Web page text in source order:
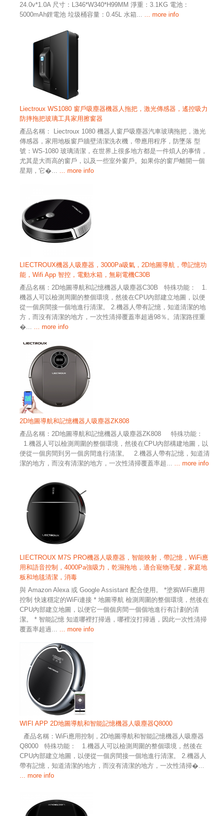
24.0v*1.0A 尺寸：L346*W340*H99MM 淨重：3.1KG 電池：
5000mAh鋰電池 垃圾桶容量：0.45L 水箱...
... more info
Liectroux WS1080 窗戶吸塵器機器人拖把，激光傳感器，遙控吸力
防摔拖把玻璃工具家用擦窗器
產品名稱： Liectroux 1080 機器人窗戶吸塵器汽車玻璃拖把，激光
傳感器，家用地板窗戶牆壁清潔洗衣機，帶應用程序，防墜落 型
號：WS-1080 玻璃清潔，在世界上很多地方都是一件煩人的事情，
尤其是大而高的窗戶，以及一些室外窗戶。如果你的窗戶離開一個
星期，它�...
... more info
LIECTROUX機器人吸塵器，3000Pa吸氣，2D地圖導航，帶記憶功
能，Wifi App 智控，電動水箱，無刷電機C30B
產品名稱：2D地圖導航和記憶機器人吸塵器C30B 特殊功能： 1.
機器人可以檢測周圍的整個環境，然後在CPU內部建立地圖，以便
從一個房間接一個地進行清潔。 2.機器人帶有記憶，知道清潔的地
方，而沒有清潔的地方，一次性清掃覆蓋率超過98％。清潔路徑重
�...
... more info
2D地圖導航和記憶機器人吸塵器ZK808
產品名稱：2D地圖導航和記憶機器人吸塵器ZK808 特殊功能：
1.機器人可以檢測周圍的整個環境，然後在CPU內部構建地圖，以
便從一個房間到另一個房間進行清潔。 2.機器人帶有記憶，知道清
潔的地方，而沒有清潔的地方，一次性清掃覆蓋率超...
... more info
LIECTROUX M7S PRO機器人吸塵器，智能映射，帶記憶，WiFi應
用和語音控制，4000Pa強吸力，乾濕拖地，適合寵物毛髮，家庭地
板和地毯清潔，消毒
與 Amazon Alexa 或 Google Assistant 配合使用。 *塗鴉WiFi應用
控制 快速穩定的WiFi連接 * 地圖導航 檢測周圍的整個環境，然後在
CPU內部建立地圖，以便它一個個房間一個個地進行有計劃的清
潔。 * 智能記憶 知道哪裡打掃過，哪裡沒打掃過，因此一次性清掃
覆蓋率超過...
... more info
WIFI APP 2D地圖導航和智能記憶機器人吸塵器Q8000
產品名稱：WiFi應用控制，2D地圖導航和智能記憶機器人吸塵器
Q8000 特殊功能： 1.機器人可以檢測周圍的整個環境，然後在
CPU內部建立地圖，以便從一個房間接一個地進行清潔。 2.機器人
帶有記憶，知道清潔的地方，而沒有清潔的地方，一次性清掃�...
... more info